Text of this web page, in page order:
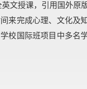
文授课，引用国外原
来完成心理、文化及
校国际班项目中多名